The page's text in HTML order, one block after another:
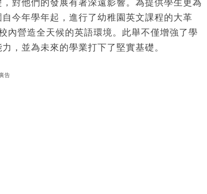
對他們的發展有著深遠影響。為提供學生更為
今年學年起，進行了幼稚園英文課程的大革
內營造全天候的英語環境。此舉不僅增強了學
，並為未來的學業打下了堅實基礎。
告